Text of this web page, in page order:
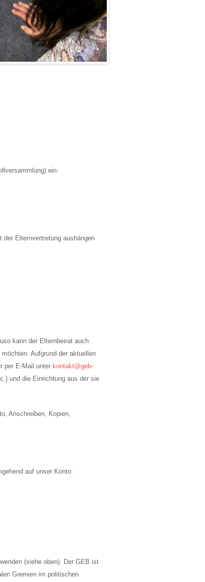
ein:
der Elternvertretung aushängen
kann der Elternbeirat auch
Aufgrund der aktuellen
per E-Mail unter kontakt@geb-
und die Einrichtung aus der sie
Anschreiben, Kopien,
auf unser Konto:
(siehe oben). Der GEB ist
Gremien im politischen